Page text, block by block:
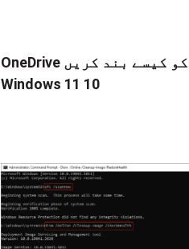
OneDrive اطلاعات کو کیسے بند کریں
Windows 11 10